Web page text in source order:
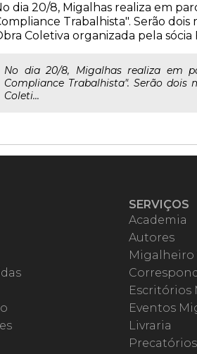
dia 20/8, Migalhas realiza em
Trabalhista". Serão dois
Coletiva organizada pela
No dia 20/8, Migalhas realiza em
Compliance Trabalhista". Serão dois
Coleti...
SERVIÇOS
Academia
Autores
Migalheiro
Escritórios
Eventos
Livraria
Precatórios